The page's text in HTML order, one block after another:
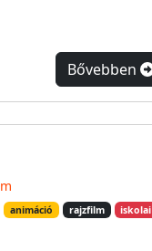
Bővebben
animáció rajzfilm
iskolai